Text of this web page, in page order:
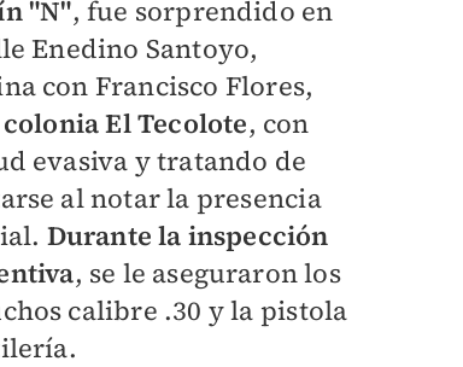
"N", fue sorprendido en
Enedino Santoyo,
con Francisco Flores,
colonia El Tecolote, con
evasiva y tratando de
al notar la presencia
Durante la inspección
, se le aseguraron los
calibre .30 y la pistola